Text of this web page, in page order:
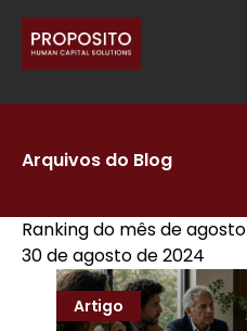
Arquivos do Blog
Ranking do mês de agosto
30 de agosto de 2024
Artigo